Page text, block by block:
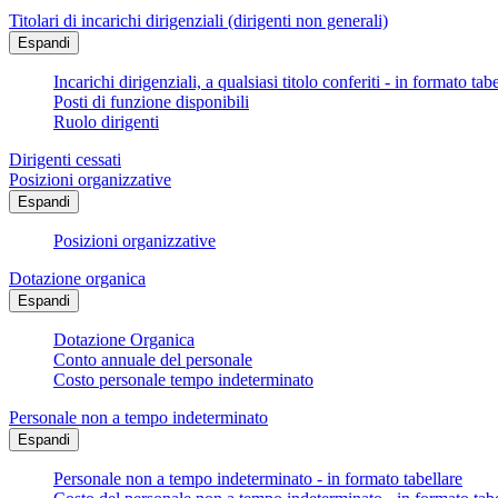
Titolari di incarichi dirigenziali (dirigenti non generali)
Espandi
Incarichi dirigenziali, a qualsiasi titolo conferiti - in formato
Posti di funzione disponibili
Ruolo dirigenti
Dirigenti cessati
Posizioni organizzative
Espandi
Posizioni organizzative
Dotazione organica
Espandi
Dotazione Organica
Conto annuale del personale
Costo personale tempo indeterminato
Personale non a tempo indeterminato
Espandi
Personale non a tempo indeterminato - in formato tabellare